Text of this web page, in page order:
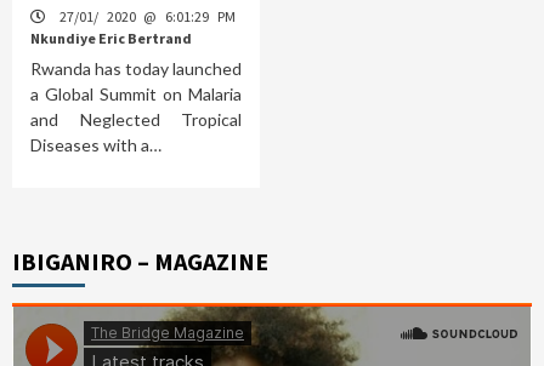
27/01/ 2020 @ 6:01:29 PM
Nkundiye Eric Bertrand
Rwanda has today launched
a Global Summit on Malaria
and Neglected Tropical
Diseases with a…
IBIGANIRO – MAGAZINE